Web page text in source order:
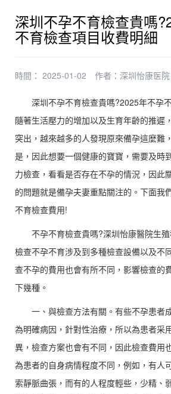
深圳不孕不育檢查貴嗎
不育檢查項目收費明細
時間： 2025-01-02 作者： 深圳怡康医院
深圳不孕不育檢查貴嗎?2025年不孕
隨著生活壓力的增加以及生育年齡的推遲
突出，越來越多的人發現原來備孕這麼難
是，因此想要一個健康的寶寶，需要及時
力檢查，看看是否存在不孕的情況，因此
的問題就是備孕夫妻重點關注的。下面我
不育檢查費用!
不孕不育檢查貴嗎?深圳怡康醫院生殖
檢查不孕不育涉及到多種檢查設備以及不
查不孕的費用也會有所不同，影響檢查的
下幾種。
一、與檢查方法有關。有些不孕患者
為明確病因，針對性治療，所以為患者采
異，檢查方案也會有不同，因此檢查費用
為患者的自身病情程度不同，例如，有人
索靜脈曲張，而有的人程度輕些，少精、